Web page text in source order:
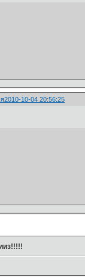
2010-10-04 20:56:25